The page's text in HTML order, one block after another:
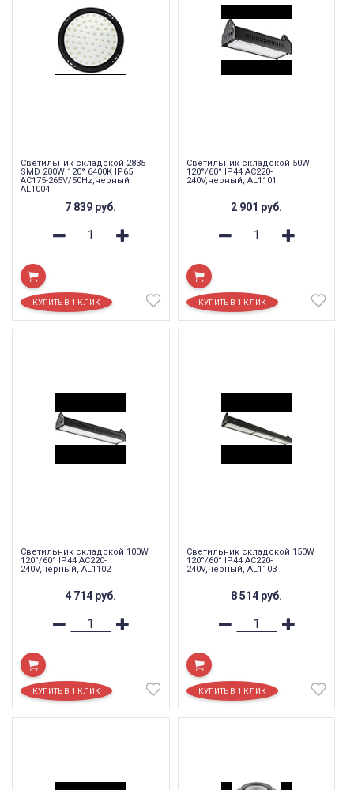
Светильник складской 2835
SMD 200W 120° 6400K IP65
AC175-265V/50Hz,черный
AL1004
7 839 руб.
Светильник складской 50W
120°/60° IP44 AC220-
240V,черный, AL1101
2 901 руб.
Светильник складской 100W
120°/60° IP44 AC220-
240V,черный, AL1102
4 714 руб.
Светильник складской 150W
120°/60° IP44 AC220-
240V,черный, AL1103
8 514 руб.